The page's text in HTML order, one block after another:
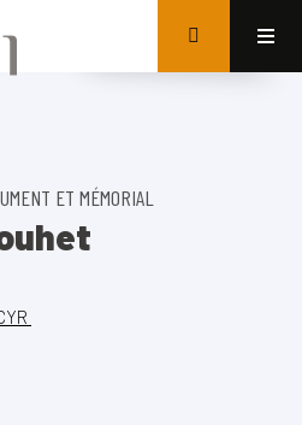
ET MÉMORIAL